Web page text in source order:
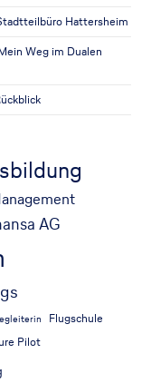
Hattersheim
Weg im Dualen
AG
Flugschule
Pilot